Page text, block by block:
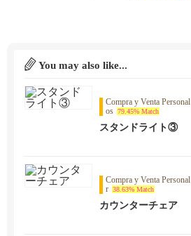
You may also like...
Compra y Venta Personal
os 79.45% Match
スタンドライト③
Compra y Venta Personal
r 38.63% Match
カウンターチェア